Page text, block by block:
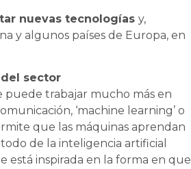
nuevas tecnologías y,
y algunos países de Europa, en
sector
puede trabajar mucho más en
‘machine learning’ o
que las máquinas aprendan
de la inteligencia artificial
está inspirada en la forma en que